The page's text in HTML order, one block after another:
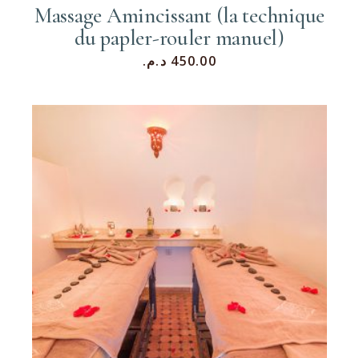
Massage Amincissant (la technique
du papler-rouler manuel)
450.00 د.م.